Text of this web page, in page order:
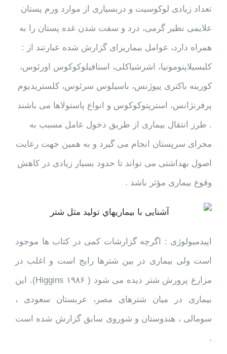
تعداد زیادی لوکوسیت و دربسیاری از موارد ورم پستان
علایمی نظیر گرمی، درد و سفت شدن غده پستان را به
همراه دارد، عوامل بیماریزای گزارش شده عبارتند از :
کلبسیلاپنومونیا، اشرشیاکلی، استافیلوکوکوس اورئوس،
کورینه باکتری پیوژنس، باسیلوس سرئوس، کلستریدیوم
پرفرنژانس، استرپتوکوکوس و انواع پاستولاها می باشند
. طرز انتقال بیماری از طریق دخول عامل مسبب به
مجرای سرپستان انجام می گیرد و به همین جهت رعایت
اصول بهداشتی می تواند تا حدود بسیار زیادی در کاهش
وقوع بیماری مؤثر باشد .
اپیدمیولوژی : اگرچه گزارشات کمی در کتاب ها موجود
است ولی بیماری در بین شترها رایج است و اغلب در
مزارع پرورش شتر دیده می شود ( Higgins ۱۹۸۶). این
بیماری در میان شترهای مصر، عربستان سعودی ،
سومالی ، هندوستان و شوروی سابق گزارش شده است
.